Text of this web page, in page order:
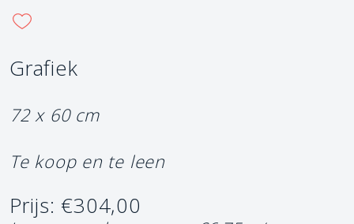
Grafiek
72 x 60 cm
Te koop en te leen
Prijs: €304,00